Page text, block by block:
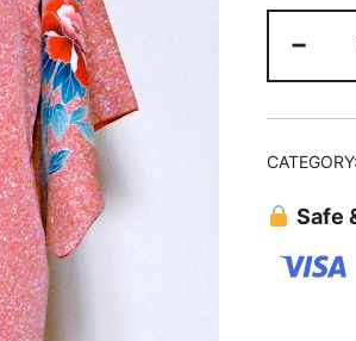
-
CATEGORY:
Safe